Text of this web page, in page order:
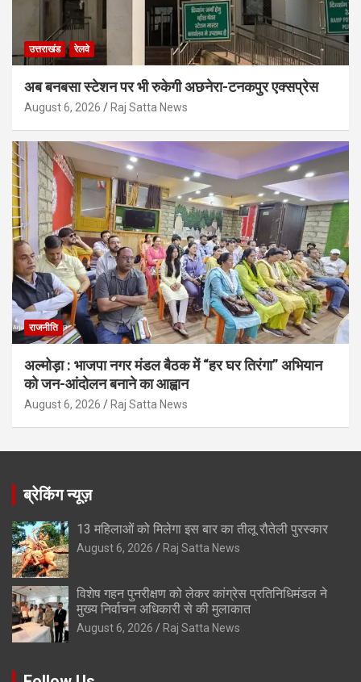
उत्तराखंड रेलवे
अब बनबसा स्टेशन पर भी रुकेगी अछनेरा-टनकपुर एक्सप्रेस
August 6, 2026 Raj Satta News
राजनीति
अल्मोड़ा : भाजपा नगर मंडल बैठक में “हर घर तिरंगा” अभियान
को जन-आंदोलन बनाने का आह्वान
August 6, 2026 Raj Satta News
ब्रेकिंग न्यूज़
13 महिलाओं को मिलेगा इस बार का तीलू रौतेली पुरस्कार
August 6, 2026 Raj Satta News
विशेष गहन पुनरीक्षण को लेकर कांग्रेस प्रतिनिधिमंडल ने
मुख्य निर्वाचन अधिकारी से की मुलाकात
August 6, 2026 Raj Satta News